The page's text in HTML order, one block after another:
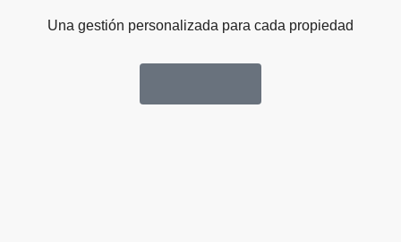
Una gestión personalizada para cada propiedad